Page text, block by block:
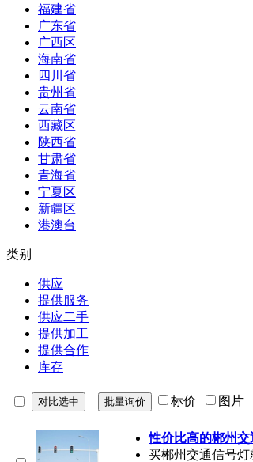
福建省
广东省
广西区
海南省
四川省
贵州省
云南省
西藏区
陕西省
甘肃省
青海省
宁夏区
新疆区
港澳台
类别
供应
提供服务
供应二手
提供加工
提供合作
库存
标价 图片
性价比高的郴州
买郴州交通信号